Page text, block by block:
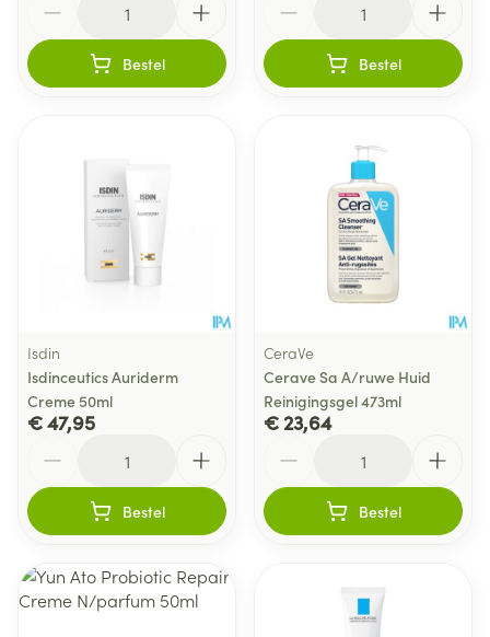
Bestel Bestel
Isdin
Isdinceutics Auriderm
Creme 50ml
€ 47,95
Bestel
CeraVe
Cerave Sa A/ruwe Huid
Reinigingsgel 473ml
€ 23,64
Bestel